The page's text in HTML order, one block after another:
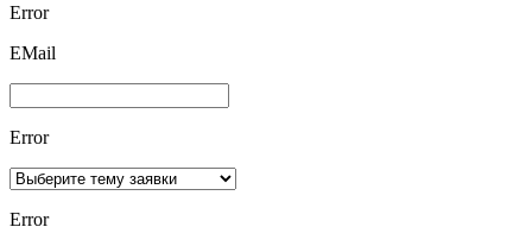
Error
ЕMаil
Error
Error